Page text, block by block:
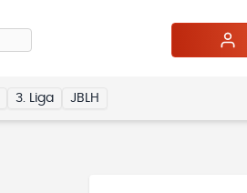
3. Liga JBLH